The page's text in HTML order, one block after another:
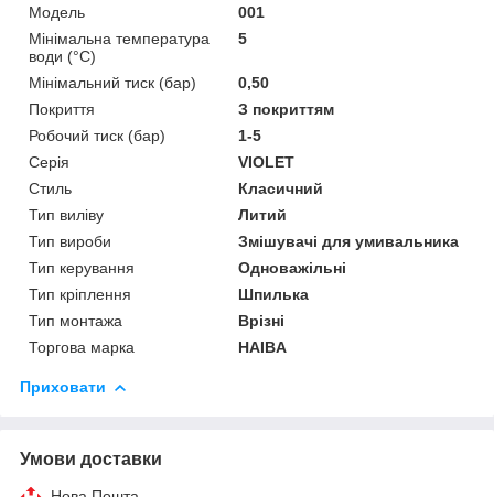
Мoдель
001
Мінімальна температура
води (°C)
5
Мінімальний тиск (бар)
0,50
Покриття
З покриттям
Робочий тиск (бар)
1-5
Серія
VIOLET
Стиль
Класичний
Тип виліву
Литий
Тип вироби
Змішувачі для умивальника
Тип керування
Одноважільні
Тип кріплення
Шпилька
Тип монтажа
Врізні
Торгова марка
HAIBA
Приховати
Умови доставки